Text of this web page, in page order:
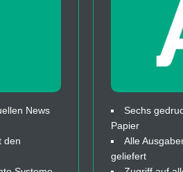
News
den
Sechs
Papier
Alle
geliefert